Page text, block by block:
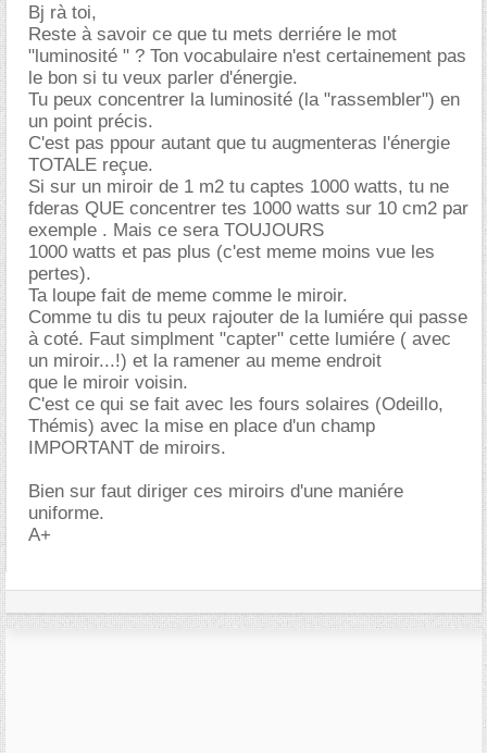
Bj rà toi,
Reste à savoir ce que tu mets derriére le mot
"luminosité " ? Ton vocabulaire n'est certainement pas
le bon si tu veux parler d'énergie.
Tu peux concentrer la luminosité (la "rassembler") en
un point précis.
C'est pas ppour autant que tu augmenteras l'énergie
TOTALE reçue.
Si sur un miroir de 1 m2 tu captes 1000 watts, tu ne
fderas QUE concentrer tes 1000 watts sur 10 cm2 par
exemple . Mais ce sera TOUJOURS
1000 watts et pas plus (c'est meme moins vue les
pertes).
Ta loupe fait de meme comme le miroir.
Comme tu dis tu peux rajouter de la lumiére qui passe
à coté. Faut simplment "capter" cette lumiére ( avec
un miroir...!) et la ramener au meme endroit
que le miroir voisin.
C'est ce qui se fait avec les fours solaires (Odeillo,
Thémis) avec la mise en place d'un champ
IMPORTANT de miroirs.
Bien sur faut diriger ces miroirs d'une maniére
uniforme.
A+